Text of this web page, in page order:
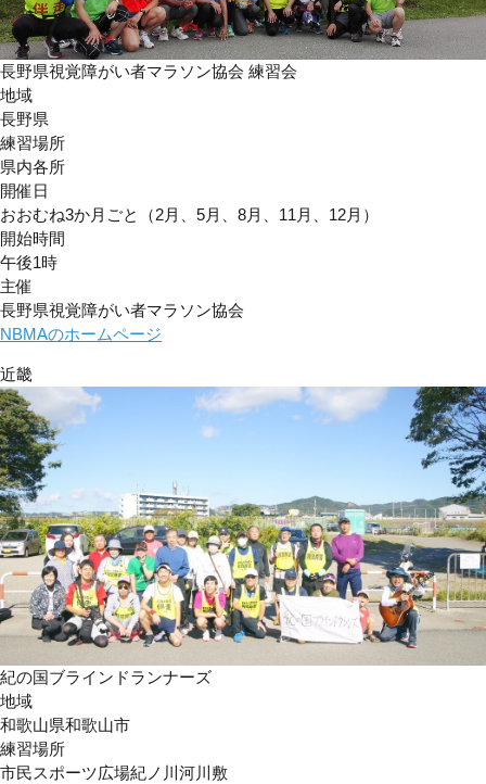
長野県視覚障がい者マラソン協会 練習会
地域
長野県
練習場所
県内各所
開催日
おおむね3か月ごと（2月、5月、8月、11月、12月）
開始時間
午後1時
主催
長野県視覚障がい者マラソン協会
NBMAのホームページ
近畿
紀の国ブラインドランナーズ
地域
和歌山県和歌山市
練習場所
市民スポーツ広場紀ノ川河川敷